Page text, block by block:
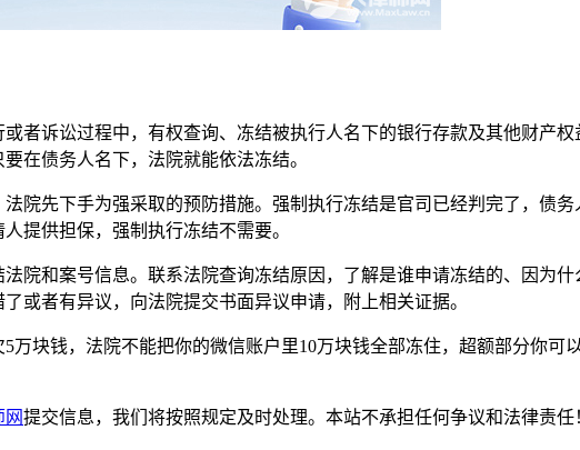
诉讼过程中，有权查询、冻结被执行人名下的银行存款及其他财产权
在债务人名下，法院就能依法冻结。
先下手为强采取的预防措施。强制执行冻结是官司已经判完了，债务
提供担保，强制执行冻结不需要。
和案号信息。联系法院查询冻结原因，了解是谁申请冻结的、因为什
或者有异议，向法院提交书面异议申请，附上相关证据。
钱，法院不能把你的微信账户里10万块钱全部冻住，超额部分你可
网提交信息，我们将按照规定及时处理。本站不承担任何争议和法律责任